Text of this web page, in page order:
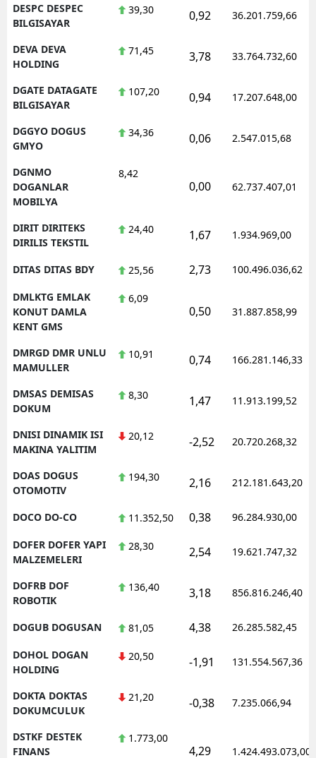
DESPC DESPEC
BILGISAYAR
39,30 0,92 36.201.759,66
DEVA DEVA
HOLDING
71,45 3,78 33.764.732,60
DGATE DATAGATE
BILGISAYAR
107,20 0,94 17.207.648,00
DGGYO DOGUS
GMYO
34,36 0,06 2.547.015,68
DGNMO
DOGANLAR
MOBILYA
8,42
0,00 62.737.407,01
DIRIT DIRITEKS
DIRILIS TEKSTIL
24,40 1,67 1.934.969,00
DITAS DITAS BDY 25,56 2,73 100.496.036,62
DMLKTG EMLAK
KONUT DAMLA
KENT GMS
6,09
0,50 31.887.858,99
DMRGD DMR UNLU
MAMULLER
10,91 0,74 166.281.146,33
DMSAS DEMISAS
DOKUM
8,30 1,47 11.913.199,52
DNISI DINAMIK ISI
MAKINA YALITIM
20,12 -2,52 20.720.268,32
DOAS DOGUS
OTOMOTIV
194,30 2,16 212.181.643,20
DOCO DO-CO 11.352,50 0,38 96.284.930,00
DOFER DOFER YAPI
MALZEMELERI
28,30 2,54 19.621.747,32
DOFRB DOF
ROBOTIK
136,40 3,18 856.816.246,40
DOGUB DOGUSAN 81,05 4,38 26.285.582,45
DOHOL DOGAN
HOLDING
20,50 -1,91 131.554.567,36
DOKTA DOKTAS
DOKUMCULUK
21,20 -0,38 7.235.066,94
DSTKF DESTEK
FINANS
1.773,00
4,29 1.424.493.073,00